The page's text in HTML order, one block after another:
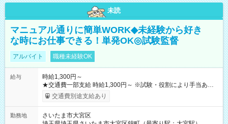
未読
マニュアル通りに簡単WORK◆未経験から好き
な時にお仕事できる！単発OK◎試験監督
アルバイト 職種未経験OK
給与
時給1,300円～
★交通費一部支給 時給1,300円～ ※試験・役割により手当あり
※勤務回数により昇給あり 【即給（前払い）オプションあ
り！】 希望される場合、勤務から1週間ほどで給与の一部を受け
例】 ・河合塾模擬試験 8:30～17:30（休憩1時間） 時給1,300円
交通費別途支給あり
勤務地
さいたま市大宮区